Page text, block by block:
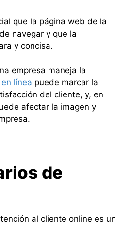
que la página web de la
navegar y que la
y concisa.
empresa maneja la
línea puede marcar la
del cliente, y, en
afectar la imagen y
de
al cliente online es un